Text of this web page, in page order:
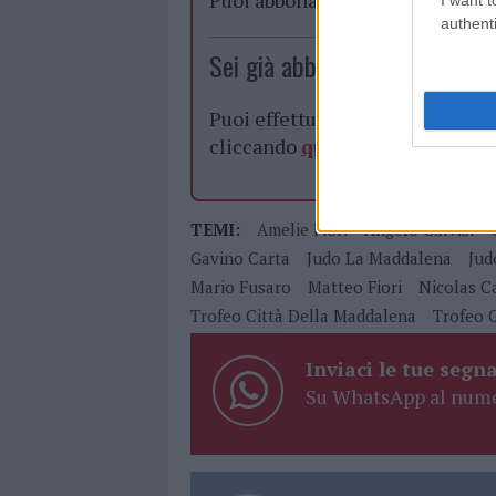
Sei già abbonato?
Puoi effettuare l'accesso
cliccando qui
TEMI: Amelie Fiori Angelo Calvisi
Gavino Carta
Judo La Maddalena
Mario Fusaro
Matteo Fiori Nicolas
Trofeo Città Della Maddalena
Trofeo
Inviaci le tue
Su WhatsApp al